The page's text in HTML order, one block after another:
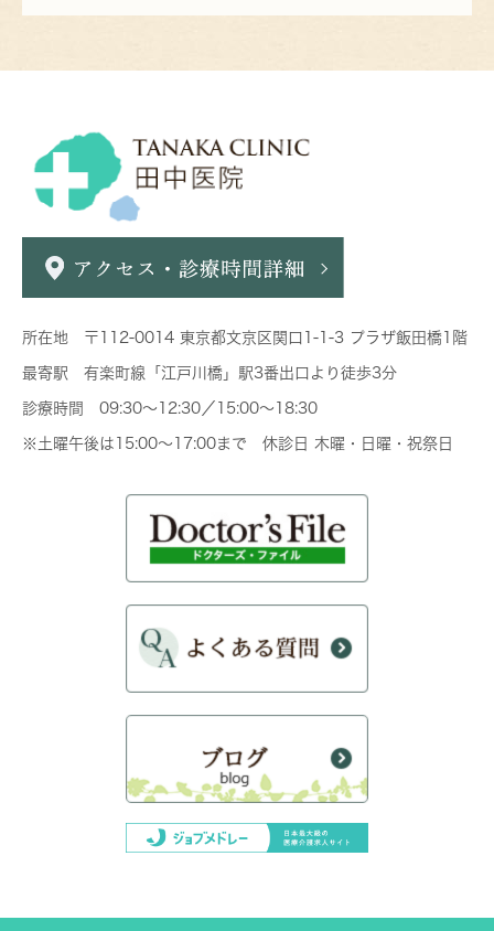
所在地 〒112-0014 東京都文京区関口1-1-3 プラザ飯田橋1階
最寄駅 有楽町線「江戸川橋」駅3番出口より徒歩3分
診療時間 09:30～12:30／15:00～18:30
※土曜午後は15:00～17:00まで 休診日 木曜・日曜・祝祭日